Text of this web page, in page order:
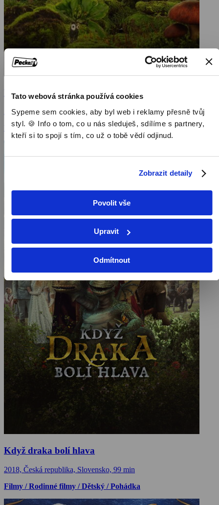
Tato webová stránka používá cookies
Sypeme sem cookies, aby byl web i reklamy přesně tvůj
styl. 🍪 Info o tom, co u nás sleduješ, sdílíme s partnery,
kteří si to spojí s tím, co už o tobě vědí odjinud.
Zobrazit detaily
Povolit vše
Upravit
Odmítnout
Mazel a tajemství lesa
2021, Česká republika, Německo, Slovensko, 82 min
Filmy / Rodinné filmy / Dětský
Když draka bolí hlava
2018, Česká republika, Slovensko, 99 min
Filmy / Rodinné filmy / Dětský / Pohádka